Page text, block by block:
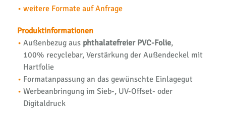
weitere Formate auf Anfrage
Produktinformationen
Außenbezug aus phthalatefreier PVC-Folie,
100% recyclebar, Verstärkung der Außendeckel mit
Hartfolie
Formatanpassung an das gewünschte Einlagegut
Werbeanbringung im Sieb-, UV-Offset- oder
Digitaldruck